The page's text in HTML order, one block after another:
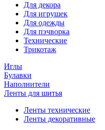
Для декора
Для игрушек
Для одежды
Для пэчворка
Технические
Трикотаж
Иглы
Булавки
Наполнители
Ленты для шитья
Ленты технические
Ленты декоративные